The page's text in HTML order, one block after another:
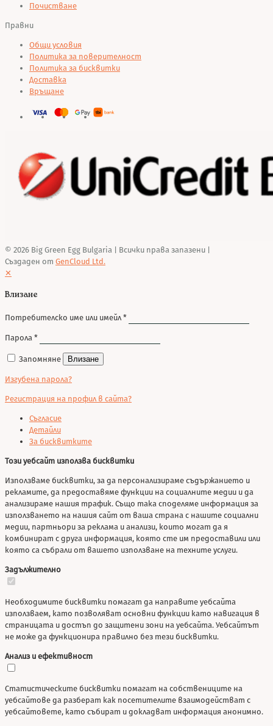
Почистване
Правни
Общи условия
Политика за поверителност
Политика за бисквитки
Доставка
Връщане
© 2026 Big Green Egg Bulgaria
| Всички права запазени |
Създаден от GenCloud Ltd.
✕
Влизане
Потребителско име или имейл *
Парола *
Запомняне Влизане
Изгубена парола?
Регистрация на профил в сайта?
Съгласие
Детайли
За бисквитките
Този уебсайт използва бисквитки
Използваме бисквитки, за да персонализираме съдържанието и
рекламите, да предоставяме функции на социалните медии и да
анализираме нашия трафик. Също така споделяме информация за
използването на нашия сайт от ваша страна с нашите социални
медии, партньори за реклама и анализи, които могат да я
комбинират с друга информация, която сте им предоставили или
която са събрали от вашето използване на техните услуги.
Задължително
Необходимите бисквитки помагат да направите уебсайта
използваем, като позволяват основни функции като навигация в
страницата и достъп до защитени зони на уебсайта. Уебсайтът
не може да функционира правилно без тези бисквитки.
Анализ и ефективност
Статистическите бисквитки помагат на собствениците на
уебсайтове да разберат как посетителите взаимодействат с
уебсайтовете, като събират и докладват информация анонимно.